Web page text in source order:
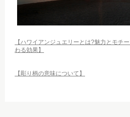
【ハワイアンジュエリーとは?魅力とモチ
わる効果】
【彫り柄の意味について】